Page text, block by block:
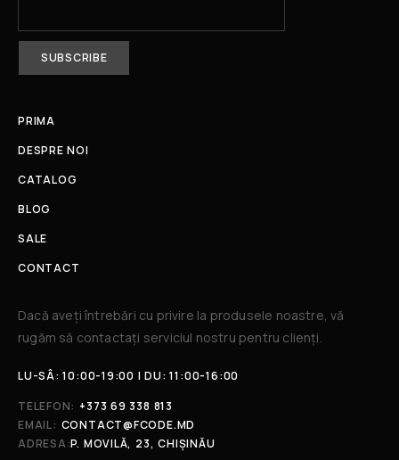
PRIMA
DESPRE NOI
CATALOG
BLOG
SALE
CONTACT
Dacă aveți întrebări cu privire la produsele noastre, vă
rugăm să contactați serviciul nostru pentru clienți.​
LU-SÂ: 10:00-19:00 | DU: 11:00-16:00
TELEFON: +373 69 338 813
EMAIL: CONTACT@FCODE.MD
ADRESA:P. MOVILĂ, 23, CHIȘINĂU